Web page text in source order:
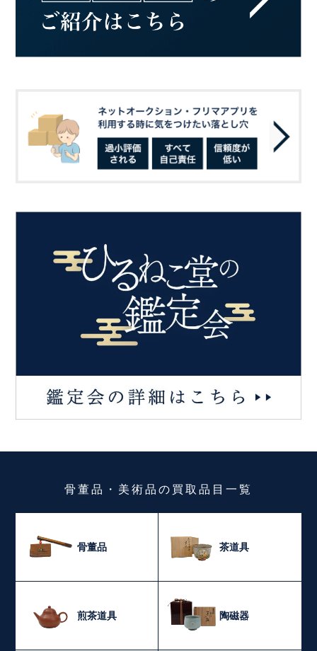
骨董品・美術品の買取品目一覧
骨董品 茶道具
煎茶道具 陶磁器